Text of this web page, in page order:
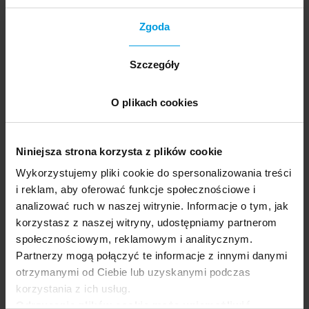
Zgoda
Szczegóły
O plikach cookies
Niniejsza strona korzysta z plików cookie
Wykorzystujemy pliki cookie do spersonalizowania treści
i reklam, aby oferować funkcje społecznościowe i
analizować ruch w naszej witrynie. Informacje o tym, jak
korzystasz z naszej witryny, udostępniamy partnerom
społecznościowym, reklamowym i analitycznym.
Partnerzy mogą połączyć te informacje z innymi danymi
otrzymanymi od Ciebie lub uzyskanymi podczas
korzystania z ich usług.
Krzysztof Pijarski
Artysta posługujący się medium fotografii,
gdzie zainicjował i współprowadzi
Laboratorium Narracji Wizualnych – medialab
opowiadania, w którym kieruje Pracownią
Form Interaktywnych.
Prowadząca
Agata Bisping